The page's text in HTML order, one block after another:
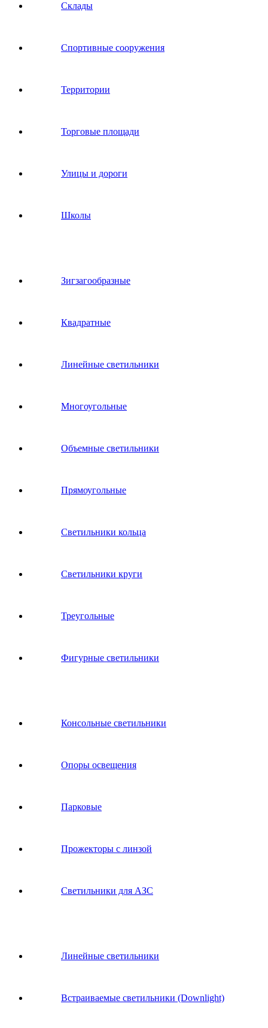
Склады
Спортивные сооружения
Территории
Торговые площади
Улицы и дороги
Школы
Зигзагообразные
Квадратные
Линейные светильники
Многоугольные
Объемные светильники
Прямоугольные
Светильники кольца
Светильники круги
Треугольные
Фигурные светильники
Консольные светильники
Опоры освещения
Парковые
Прожекторы с линзой
Светильники для АЗС
Линейные светильники
Встраиваемые светильники (Downlight)